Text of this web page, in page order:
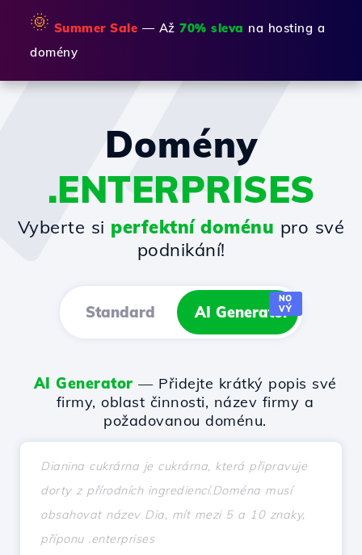
🌞 Summer Sale — Až 70% sleva na hosting a
domény
Domény
.ENTERPRISES
Vyberte si perfektní doménu pro své
podnikání!
Standard AI Generator
NO
VÝ
AI Generator — Přidejte krátký popis své
firmy, oblast činnosti, název firmy a
požadovanou doménu.